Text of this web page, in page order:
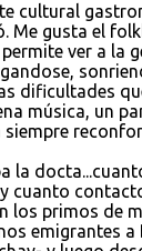
cultural
Me gusta el
ver a la
dificultades
música, un
siempre
la
cuanto
los primos de
emigrantes a